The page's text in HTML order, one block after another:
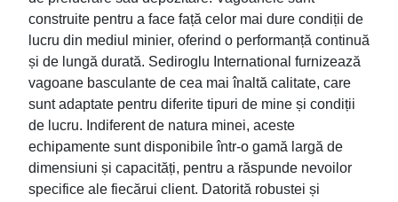
construite pentru a face față celor mai dure condiții de
lucru din mediul minier, oferind o performanță continuă
și de lungă durată. Sediroglu International furnizează
vagoane basculante de cea mai înaltă calitate, care
sunt adaptate pentru diferite tipuri de mine și condiții
de lucru. Indiferent de natura minei, aceste
echipamente sunt disponibile într-o gamă largă de
dimensiuni și capacități, pentru a răspunde nevoilor
specifice ale fiecărui client. Datorită robustei și